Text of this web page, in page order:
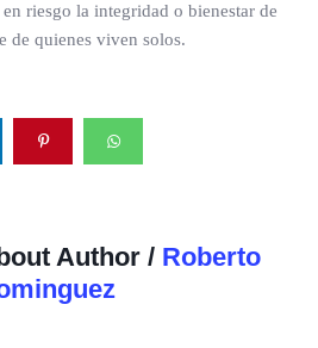
riesgo la integridad o bienestar de
de quienes viven solos.
Author / Roberto